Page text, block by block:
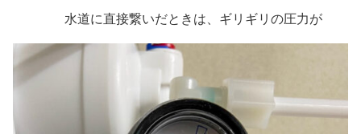
水道に直接繋いだときは、ギリギリの圧力が